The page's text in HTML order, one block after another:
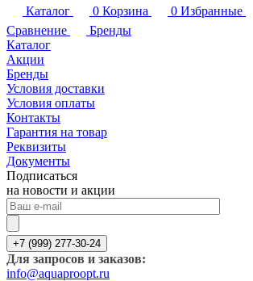
Каталог
0 Корзина 0 Избранные
Сравнение
Бренды
Каталог
Акции
Бренды
Условия доставки
Условия оплаты
Контакты
Гарантия на товар
Реквизиты
Документы
Подписаться
на новости и акции
+7 (999) 277-30-24
Для запросов и заказов:
info@aquaproopt.ru